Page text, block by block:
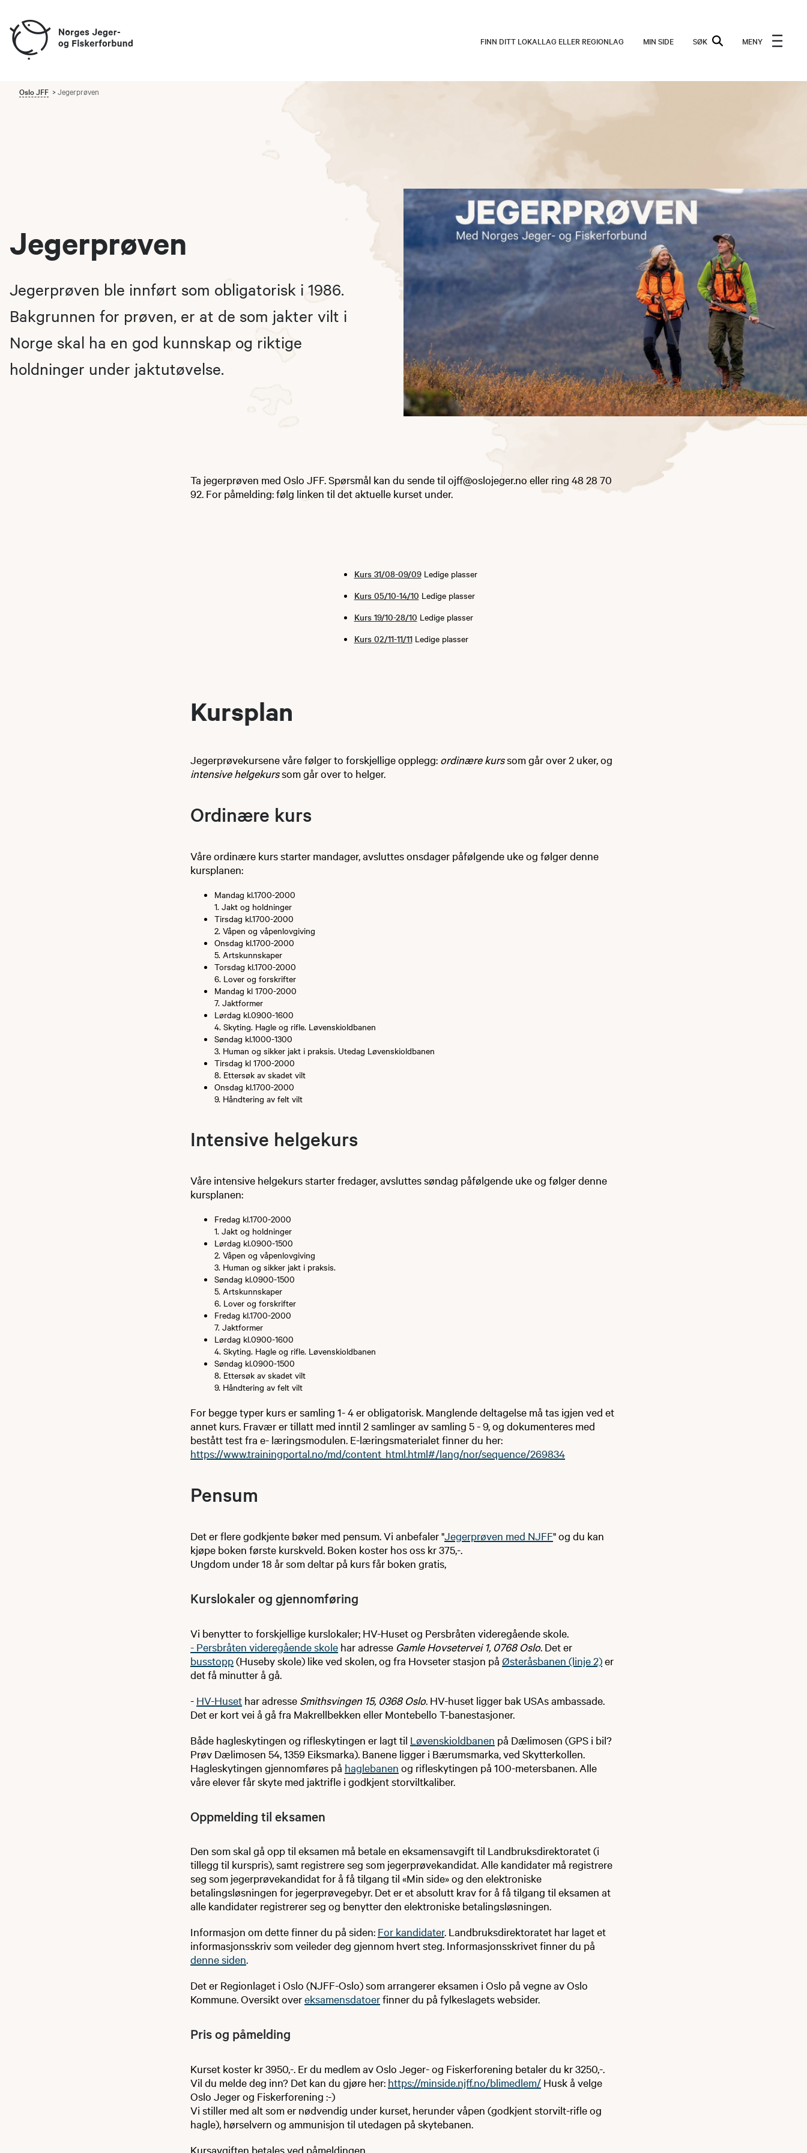
FINN DITT LOKALLAG ELLER REGIONLAG MIN SIDE SØK MENY
Oslo JFF Jegerprøven
Jegerprøven
Jegerprøven ble innført som obligatorisk i 1986.
Bakgrunnen for prøven, er at de som jakter vilt i
Norge skal ha en god kunnskap og riktige
holdninger under jaktutøvelse.
Ta jegerprøven med Oslo JFF. Spørsmål kan du sende til ojff@oslojeger.no eller ring 48 28 70
92. For påmelding: følg linken til det aktuelle kurset under.
Kurs 31/08-09/09Ledige plasser
Kurs 05/10-14/10 Ledige plasser
Kurs 19/10-28/10 Ledige plasser
Kurs 02/11-11/11Ledige plasser
Ku​rsplan
Jegerprøvekursene våre følger to forskjellige opplegg: ordinære kurssom går over 2 uker, og
intensive helgekurssom går over to helger.
Ordinære kurs
Våre ordinære kurs starter ​mandager, avsluttes onsdager påfølgende uke og følger denne
kursplanen:
Mandag kl.1700-2000
1. Jakt og holdninger
Tirsdag kl.1700-2000
2. Våpen og våpenlovgiving
Onsdag kl.1700-2000
5. Artskunnskaper
Torsdag kl.1700-2000
6. Lover og forskrifter
Mandag kl 1700-2000
7. Jaktformer
Lørdag kl.0900-1600
4. Skyting. Hagle og rifle. Løvenskioldbanen
Søndag kl.1000-1300
3. Human og sikker jakt i praksis. Utedag Løvenskioldbanen
Tirsdag kl 1700-2000
8. Ettersøk av skadet vilt
Onsdag kl.1700-2000
9. Håndtering av felt vilt
Intensive helgekurs
Våre intensive helgekurs starter fredager, avsluttes søndag påfølgende uke og følger denne
kursplanen:
Fredag kl.1700-2000
1. Jakt og holdninger
Lørdag kl.0900-1500
2. Våpen og våpenlovgiving
3. Human og sikker jakt i praksis.
Søndag kl.0900-1500
5. Artskunnskaper
6. Lover og forskrifter
Fredag kl.1700-2000
7. Jaktformer
Lørdag kl.0900-1600
4. Skyting. Hagle og rifle. Løvenskioldbanen
Søndag kl.0900-1500
8. Ettersøk av skadet vilt
9. Håndtering av felt vilt
For begge typer kurs er samling 1- 4 er obligatorisk. Manglende deltagelse må tas igjen ved et
annet kurs. Fravær er tillatt med inntil 2 samlinger av samling 5 - 9, og dokumenteres med
bestått test fra e- læringsmodulen. E-læringsmaterialet finner du her:
https://www.trainingportal.no/md/content_html.html#/lang/nor/sequence/269834
Pensu​​m
Det er flere godkjente bøker med pensum. Vi anbefaler "Jegerprøven med NJFF​" og du kan
kjøpe boken første kurskveld. Boken koster hos oss kr 375,-.
Ungdom under 18 år som deltar på kurs får boken gratis,
Kurslokaler​​ og gjennomføring
Vi benytter to forskjellige kurslokaler; HV-Huset og Persbråten videregående skole.
- Persbråten videregående skole har adresse Gamle Hovsetervei 1, 0768 Oslo. Det er
busstopp(Huseby skole) like ved skolen, og fra Hovseter stasjon på Østeråsbanen (linje 2)er
det få minutter å gå.
- HV-Huset har adresse Smithsvingen 15, 0368 Oslo. HV-huset ligger bak USAs ambassade.
Det er kort vei å gå fra Makrellbekken eller Montebello T-banestasjoner.
Både hagleskytingen og rifleskytingen er lagt til Løvenskioldbanen på Dælimosen (GPS i bil?
Prøv Dælimosen 54, 1359 Eiksmarka). Banene ligger i Bærumsmarka, ved Skytterkollen.
Hagleskytingen gjennomføres på haglebanen og rifleskytingen på 100-metersbanen. Alle
våre elever får skyte med jaktrifle i godkjent storviltkaliber.
Oppmelding ​til eksamen
Den som skal gå opp til eksamen må betale en eksamensavgift til Landbruksdirektoratet (i
tillegg til kurspris), samt registrere seg som jegerprøvekandidat. Alle kandidater må registrere
seg som jegerprøvekandidat for å få tilgang til «Min side» og den elektroniske
betalingsløsningen for jegerprøvegebyr. Det er et absolutt krav for å få tilgang til eksamen at
alle kandidater registrerer seg og benytter den elektroniske betalingsløsningen.
Informasjon om dette finner du på siden: For kandidater. Landbruksdirektoratet har laget et
informasjonsskriv som veileder deg gjennom hvert steg. Informasjonsskrivet finner du på
denne siden.
Det er Regionlaget i Oslo (NJFF-Oslo) som arrangerer eksamen i Oslo på vegne av Oslo
Kommune. Oversikt overeksamensdatoerfinner du på fylkeslagets websider.
Pris og påmelding
Kurset koster kr 3950,-. Er du medlem av Oslo Jeger- og Fiskerforening betaler du kr 3250,-.
Vil du melde deg inn? Det kan du gjøre her: https://minside.njff.no/blimedlem/ Husk å velge
Oslo Jeger og Fiskerforening :-)
Vi stiller med alt som er nødvendig under kurset, herunder våpen (godkjent storvilt-rifle og
hagle), hørselvern og ammunisjon til utedagen på skytebanen.
Kursavgiften betales ved påmeldingen.​